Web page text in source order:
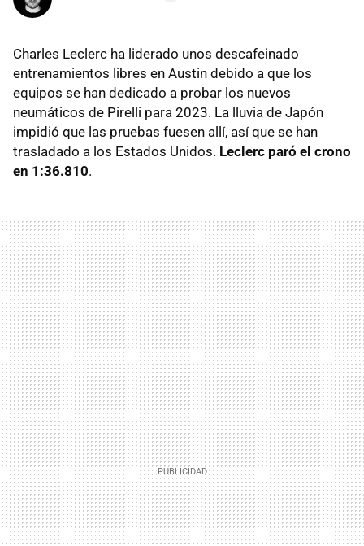
Charles Leclerc ha liderado unos descafeinado
entrenamientos libres en Austin debido a que los
equipos se han dedicado a probar los nuevos
neumáticos de Pirelli para 2023. La lluvia de Japón
impidió que las pruebas fuesen allí, así que se han
trasladado a los Estados Unidos. Leclerc paró el crono
en 1:36.810.